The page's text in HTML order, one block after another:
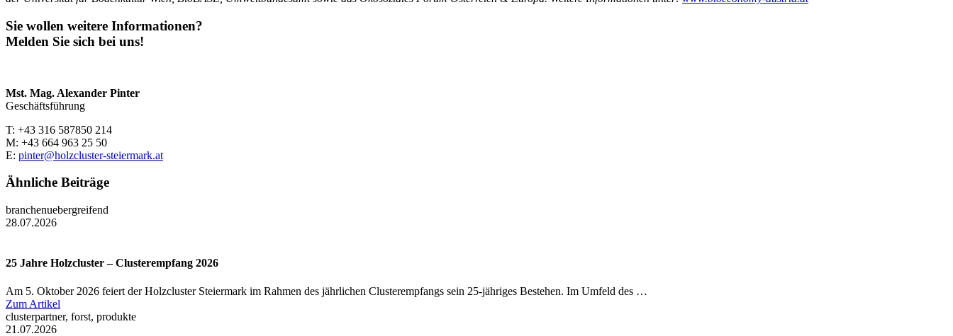
Sie wollen weitere Informationen?
Melden Sie sich bei uns!
Mst. Mag. Alexander Pinter
Geschäftsführung
T: +43 316 587850 214
M: +43 664 963 25 50
E: pinter@holzcluster-steiermark.at
Ähnliche Beiträge
branchenuebergreifend
28.07.2026
25 Jahre Holzcluster – Clusterempfang 2026
Am 5. Oktober 2026 feiert der Holzcluster Steiermark im Rahmen des jährlichen Clusterempfangs sein 25-jähriges Bestehen. Im Umfeld des …
Zum Artikel
clusterpartner, forst, produkte
21.07.2026